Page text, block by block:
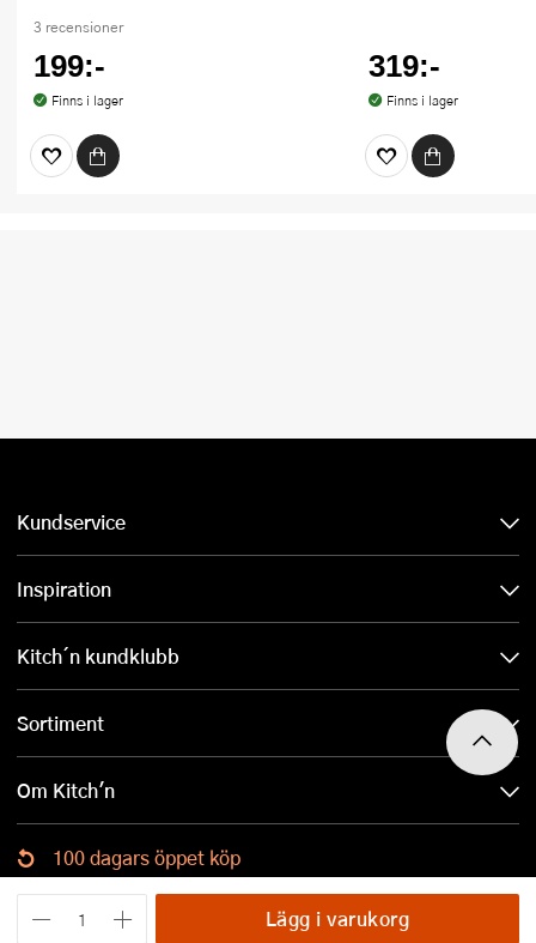
Lägg i varukorg
3 recensioner
199:-
Finns i lager
319:-
Finns i lager
Kundservice
Inspiration
Kitch´n kundklubb
Sortiment
Om Kitch'n
100 dagars öppet köp
Ladda ned Kitch´n-appen